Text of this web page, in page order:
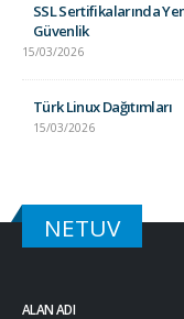
SSL Sertifikalarında
Güvenlik
15/03/2026
Türk Linux Dağıtımları
15/03/2026
NETUV
ALAN ADI